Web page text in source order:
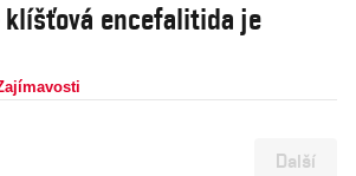
klíšťová encefalitida je
Další